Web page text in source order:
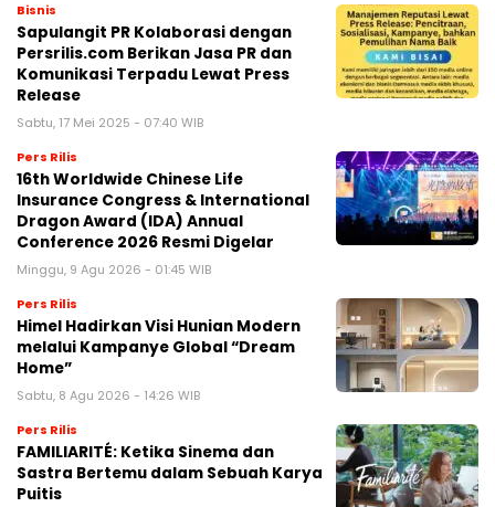
Bisnis
Sapulangit PR Kolaborasi dengan
Persrilis.com Berikan Jasa PR dan
Komunikasi Terpadu Lewat Press
Release
Sabtu, 17 Mei 2025 - 07:40 WIB
Pers Rilis
16th Worldwide Chinese Life
Insurance Congress & International
Dragon Award (IDA) Annual
Conference 2026 Resmi Digelar
Minggu, 9 Agu 2026 - 01:45 WIB
Pers Rilis
Himel Hadirkan Visi Hunian Modern
melalui Kampanye Global “Dream
Home”
Sabtu, 8 Agu 2026 - 14:26 WIB
Pers Rilis
FAMILIARITÉ: Ketika Sinema dan
Sastra Bertemu dalam Sebuah Karya
Puitis